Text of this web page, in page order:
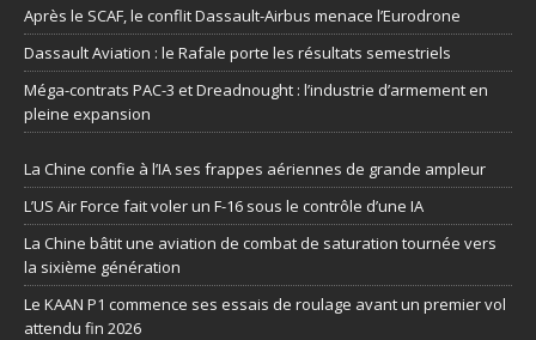
Après le SCAF, le conflit Dassault-Airbus menace l’Eurodrone
Dassault Aviation : le Rafale porte les résultats semestriels
Méga-contrats PAC-3 et Dreadnought : l’industrie d’armement en
pleine expansion
La Chine confie à l’IA ses frappes aériennes de grande ampleur
L’US Air Force fait voler un F-16 sous le contrôle d’une IA
La Chine bâtit une aviation de combat de saturation tournée vers
la sixième génération
Le KAAN P1 commence ses essais de roulage avant un premier vol
attendu fin 2026